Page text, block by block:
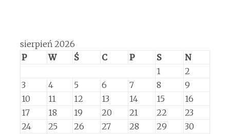
sierpień 2026
P
W Ś C P S
N
1
2
3
4 5 6 7 8
9
10
11 12 13 14 15
16
17
18 19 20 21 22
23
24
25 26 27 28 29
30